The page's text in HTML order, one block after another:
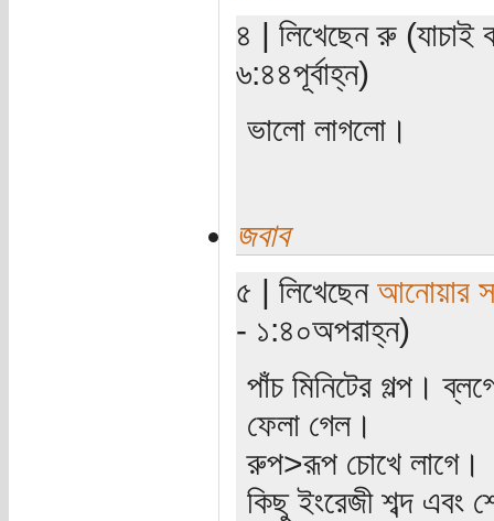
৪ | লিখেছেন রু
৬:৪৪পূর্বাহ্ন)
ভালো লাগলো।
জবাব
৫ | লিখেছেন আনোয়ার
- ১:৪০অপরাহ্ন)
পাঁচ মিনিটের গল্প।
ফেলা গেল।
রুপ>রূপ চোখে লাগে।
কিছু ইংরেজী শব্দ এবং